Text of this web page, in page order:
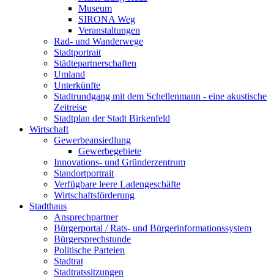
Museum
SIRONA Weg
Veranstaltungen
Rad- und Wanderwege
Stadtportrait
Städtepartnerschaften
Umland
Unterkünfte
Stadtrundgang mit dem Schellenmann - eine akustische
Zeitreise
Stadtplan der Stadt Birkenfeld
Wirtschaft
Gewerbeansiedlung
Gewerbegebiete
Innovations- und Gründerzentrum
Standortportrait
Verfügbare leere Ladengeschäfte
Wirtschaftsförderung
Stadthaus
Ansprechpartner
Bürgerportal / Rats- und Bürgerinformationssystem
Bürgersprechstunde
Politische Parteien
Stadtrat
Stadtratssitzungen